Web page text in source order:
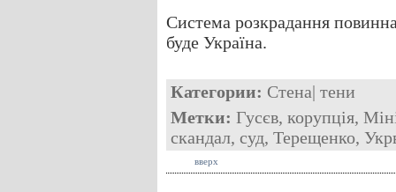
Система розкрадання
буде Україна.
Категории: Стена| тени
Метки: Гусєв, корупція,
скандал, суд, Терещенко,
вверх